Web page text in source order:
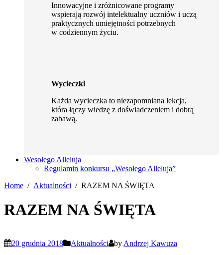
Innowacyjne i zróżnicowane programy
wspierają rozwój intelektualny uczniów i uczą
praktycznych umiejętności potrzebnych
w codziennym życiu.
Wycieczki
Każda wycieczka to niezapomniana lekcja,
która łączy wiedzę z doświadczeniem i dobrą
zabawą.
Wesołego Alleluja
Regulamin konkursu „Wesołego Alleluja”
Home
Aktualności RAZEM NA ŚWIĘTA
RAZEM NA ŚWIĘTA
20 grudnia 2018 Aktualności by Andrzej Kawuza